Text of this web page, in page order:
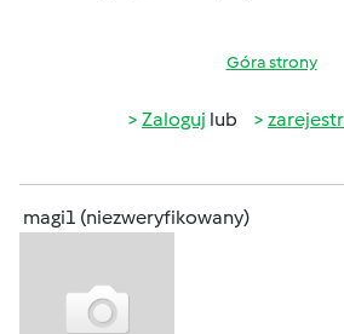
Góra strony
Zaloguj lub
magi1 (niezweryfikowany)